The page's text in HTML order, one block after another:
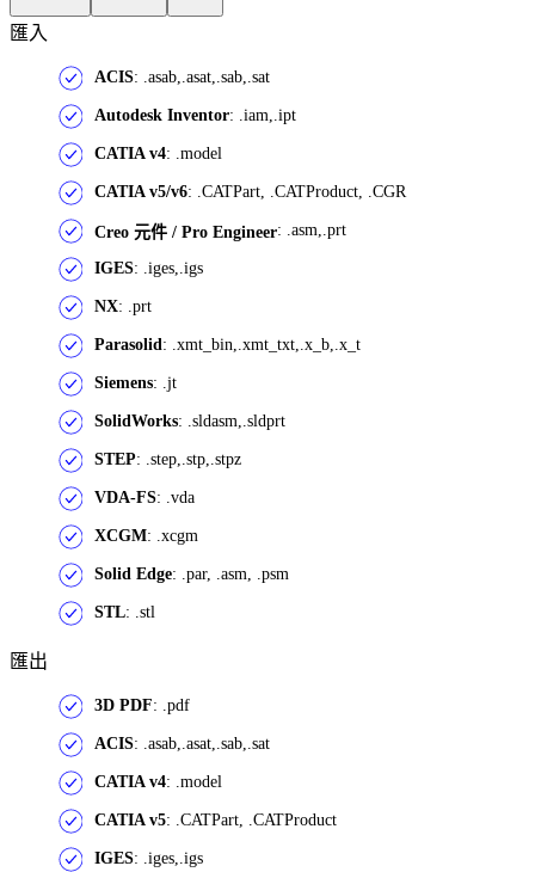
匯入
ACIS: .asab,.asat,.sab,.sat
Autodesk Inventor: .iam,.ipt
CATIA v4: .model
CATIA v5/v6: .CATPart, .CATProduct, .CGR
Creo 元件 / Pro Engineer: .asm,.prt
IGES: .iges,.igs
NX: .prt
Parasolid: .xmt_bin,.xmt_txt,.x_b,.x_t
Siemens: .jt
SolidWorks: .sldasm,.sldprt
STEP: .step,.stp,.stpz
VDA-FS: .vda
XCGM: .xcgm
Solid Edge: .par, .asm, .psm
STL: .stl
匯出
3D PDF: .pdf
ACIS: .asab,.asat,.sab,.sat
CATIA v4: .model
CATIA v5: .CATPart, .CATProduct
IGES: .iges,.igs